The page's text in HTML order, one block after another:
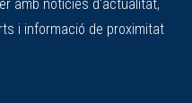
amb notícies d'actualitat,
i informació de proximitat